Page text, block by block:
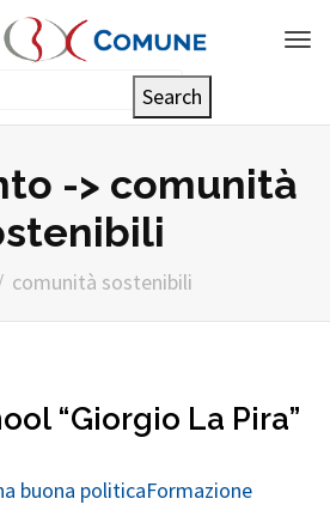
-> comunità
comunità sostenibili
“Giorgio La Pira”
buona politicaFormazione